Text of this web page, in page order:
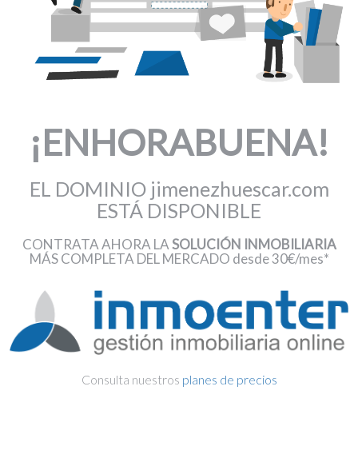
¡ENHORABUENA!
EL DOMINIO jimenezhuescar.com
ESTÁ DISPONIBLE
CONTRATA AHORA LASOLUCIÓN INMOBILIARIA
MÁS COMPLETA DEL MERCADO desde 30€/mes*
Consulta nuestros planes de precios